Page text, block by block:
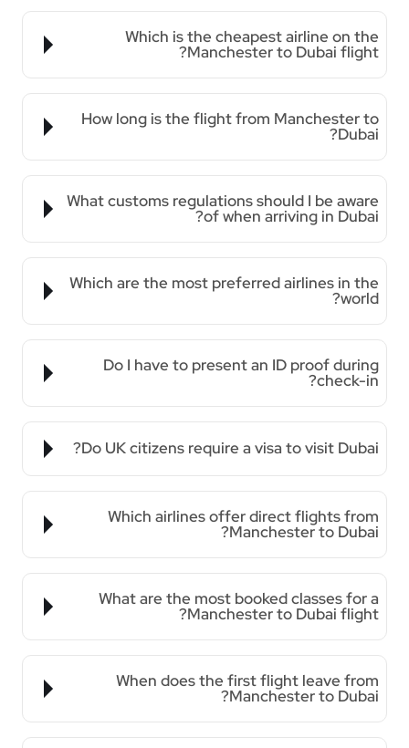
Which is the cheapest airline on the
Manchester to Dubai flight?
How long is the flight from Manchester to
Dubai?
What customs regulations should I be aware
of when arriving in Dubai?
Which are the most preferred airlines in the
world?
Do I have to present an ID proof during
check-in?
Do UK citizens require a visa to visit Dubai?
Which airlines offer direct flights from
Manchester to Dubai?
What are the most booked classes for a
Manchester to Dubai flight?
When does the first flight leave from
Manchester to Dubai?